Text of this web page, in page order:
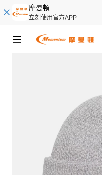
摩曼頓
立刻使用官方APP